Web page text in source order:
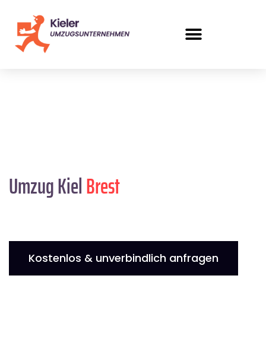
Umzug KielBrest
Kostenlos & unverbindlich anfragen